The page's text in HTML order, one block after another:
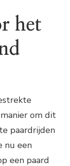
het
om dit
paardrijden
nu een
een paard